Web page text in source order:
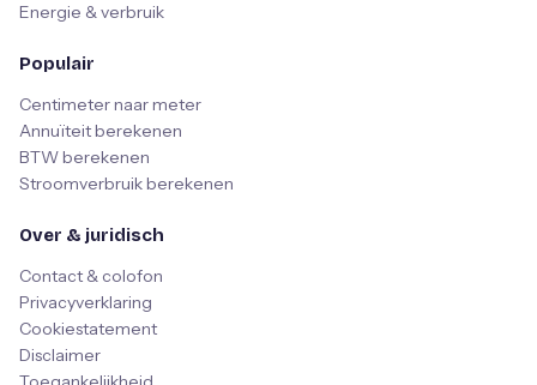
Energie & verbruik
Populair
Centimeter naar meter
Annuïteit berekenen
BTW berekenen
Stroomverbruik berekenen
Over & juridisch
Contact & colofon
Privacyverklaring
Cookiestatement
Disclaimer